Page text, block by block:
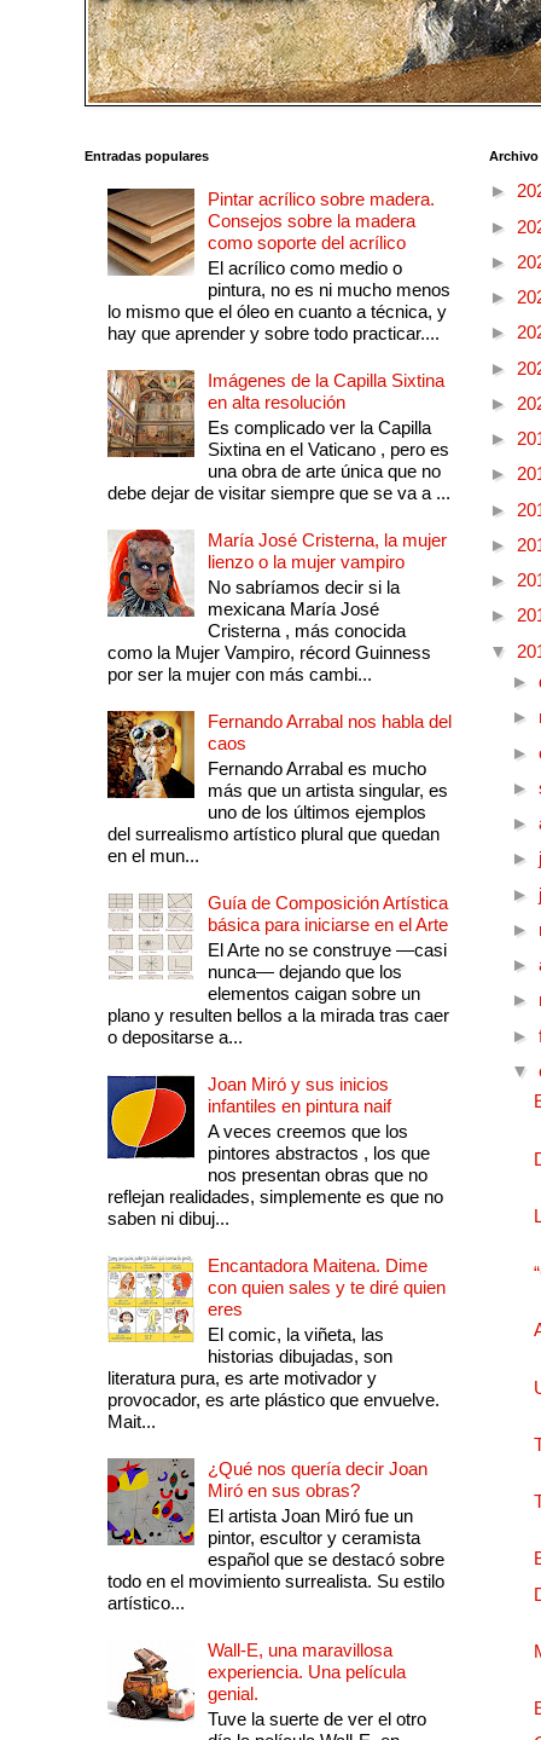
Entradas populares
Pintar acrílico sobre madera.
Consejos sobre la madera
como soporte del acrílico
El acrílico como medio o
pintura, no es ni mucho menos
lo mismo que el óleo en cuanto a técnica, y
hay que aprender y sobre todo practicar....
Imágenes de la Capilla Sixtina
en alta resolución
Es complicado ver la Capilla
Sixtina en el Vaticano , pero es
una obra de arte única que no
debe dejar de visitar siempre que se va a ...
María José Cristerna, la mujer
lienzo o la mujer vampiro
No sabríamos decir si la
mexicana María José
Cristerna , más conocida
como la Mujer Vampiro, récord Guinness
por ser la mujer con más cambi...
Fernando Arrabal nos habla del
caos
Fernando Arrabal es mucho
más que un artista singular, es
uno de los últimos ejemplos
del surrealismo artístico plural que quedan
en el mun...
Guía de Composición Artística
básica para iniciarse en el Arte
El Arte no se construye —casi
nunca— dejando que los
elementos caigan sobre un
plano y resulten bellos a la mirada tras caer
o depositarse a...
Joan Miró y sus inicios
infantiles en pintura naif
A veces creemos que los
pintores abstractos , los que
nos presentan obras que no
reflejan realidades, simplemente es que no
saben ni dibuj...
Encantadora Maitena. Dime
con quien sales y te diré quien
eres
El comic, la viñeta, las
historias dibujadas, son
literatura pura, es arte motivador y
provocador, es arte plástico que envuelve.
Mait...
¿Qué nos quería decir Joan
Miró en sus obras?
El artista Joan Miró fue un
pintor, escultor y ceramista
español que se destacó sobre
todo en el movimiento surrealista. Su estilo
artístico...
Wall-E, una maravillosa
experiencia. Una película
genial.
Tuve la suerte de ver el otro
►
►
►
►
►
►
►
►
►
►
►
►
►
▼
►
►
►
►
►
►
►
►
►
►
►
▼